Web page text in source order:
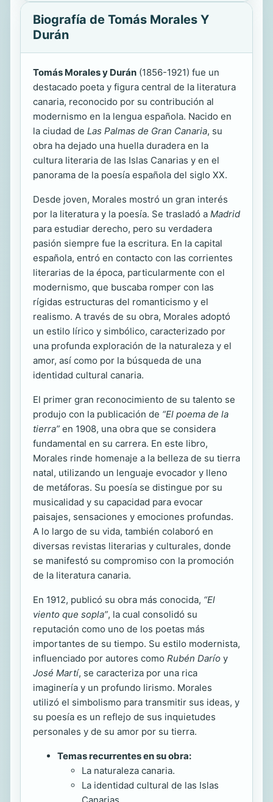
Biografía de Tomás Morales Y
Durán
Tomás Morales y Durán (1856-1921) fue un
destacado poeta y figura central de la literatura
canaria, reconocido por su contribución al
modernismo en la lengua española. Nacido en
la ciudad de Las Palmas de Gran Canaria, su
obra ha dejado una huella duradera en la
cultura literaria de las Islas Canarias y en el
panorama de la poesía española del siglo XX.
Desde joven, Morales mostró un gran interés
por la literatura y la poesía. Se trasladó a Madrid
para estudiar derecho, pero su verdadera
pasión siempre fue la escritura. En la capital
española, entró en contacto con las corrientes
literarias de la época, particularmente con el
modernismo, que buscaba romper con las
rígidas estructuras del romanticismo y el
realismo. A través de su obra, Morales adoptó
un estilo lírico y simbólico, caracterizado por
una profunda exploración de la naturaleza y el
amor, así como por la búsqueda de una
identidad cultural canaria.
El primer gran reconocimiento de su talento se
produjo con la publicación de “El poema de la
tierra” en 1908, una obra que se considera
fundamental en su carrera. En este libro,
Morales rinde homenaje a la belleza de su tierra
natal, utilizando un lenguaje evocador y lleno
de metáforas. Su poesía se distingue por su
musicalidad y su capacidad para evocar
paisajes, sensaciones y emociones profundas.
A lo largo de su vida, también colaboró en
diversas revistas literarias y culturales, donde
se manifestó su compromiso con la promoción
de la literatura canaria.
En 1912, publicó su obra más conocida, “El
viento que sopla”, la cual consolidó su
reputación como uno de los poetas más
importantes de su tiempo. Su estilo modernista,
influenciado por autores como Rubén Darío y
José Martí, se caracteriza por una rica
imaginería y un profundo lirismo. Morales
utilizó el simbolismo para transmitir sus ideas, y
su poesía es un reflejo de sus inquietudes
personales y de su amor por su tierra.
Temas recurrentes en su obra:
La naturaleza canaria.
La identidad cultural de las Islas